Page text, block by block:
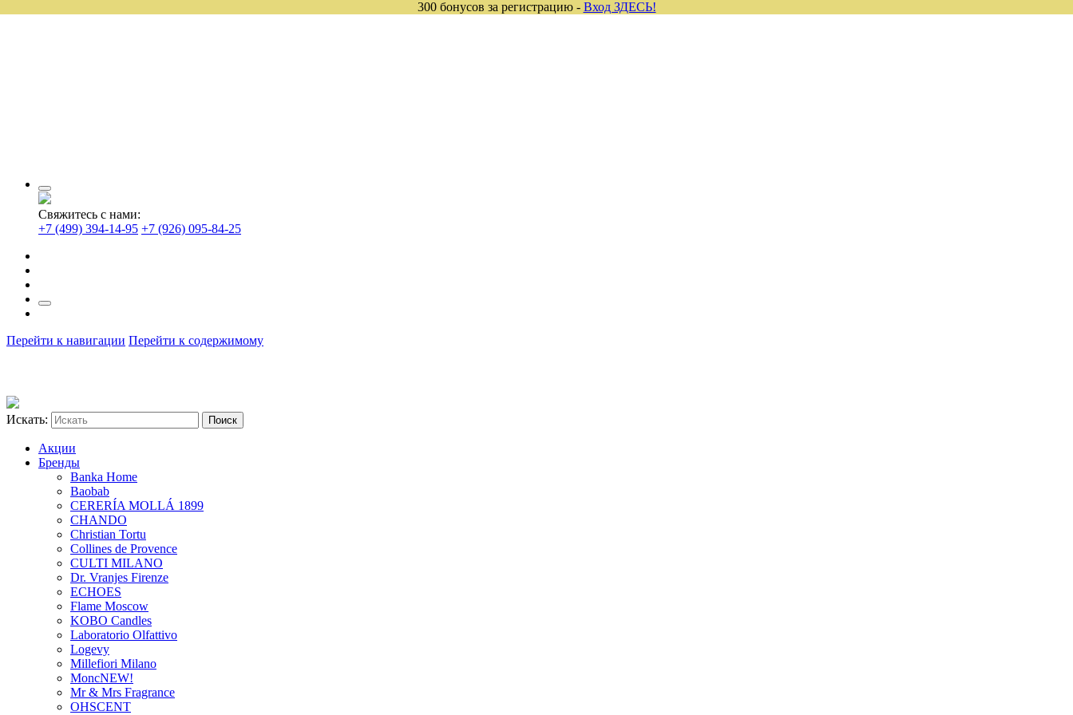
Свяжитесь с нами:
+7 (499) 394-14-95 +7 (926) 095-84-25
Перейти к навигации Перейти к содержимому
Искать:
Акции
Бренды
Banka Home
Baobab
CERERÍA MOLLÁ 1899
CHANDO
Christian Tortu
Collines de Provence
CULTI MILANO
Dr. Vranjes Firenze
ECHOES
Flame Moscow
KOBO Candles
Laboratorio Olfattivo
Logevy
Millefiori Milano
MoncNEW!
Mr & Mrs Fragrance
OHSCENT
300 бонусов за регистрацию - Вход ЗДЕСЬ!